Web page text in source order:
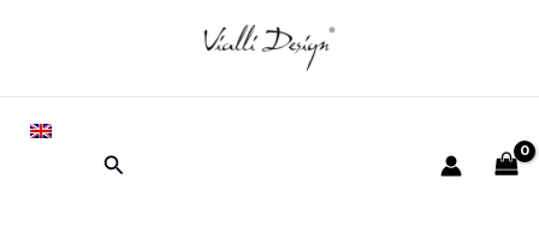
Wyszukiwanie
najnowszych